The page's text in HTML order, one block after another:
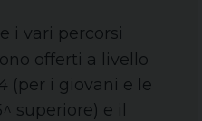
i vari percorsi
offerti a livello
(per i giovani e le
superiore) e il